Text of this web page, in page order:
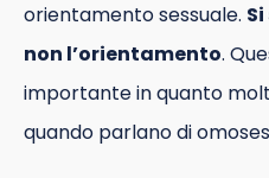
orientamento sessuale.
non l’orientamento.
importante in quanto
quando parlano di